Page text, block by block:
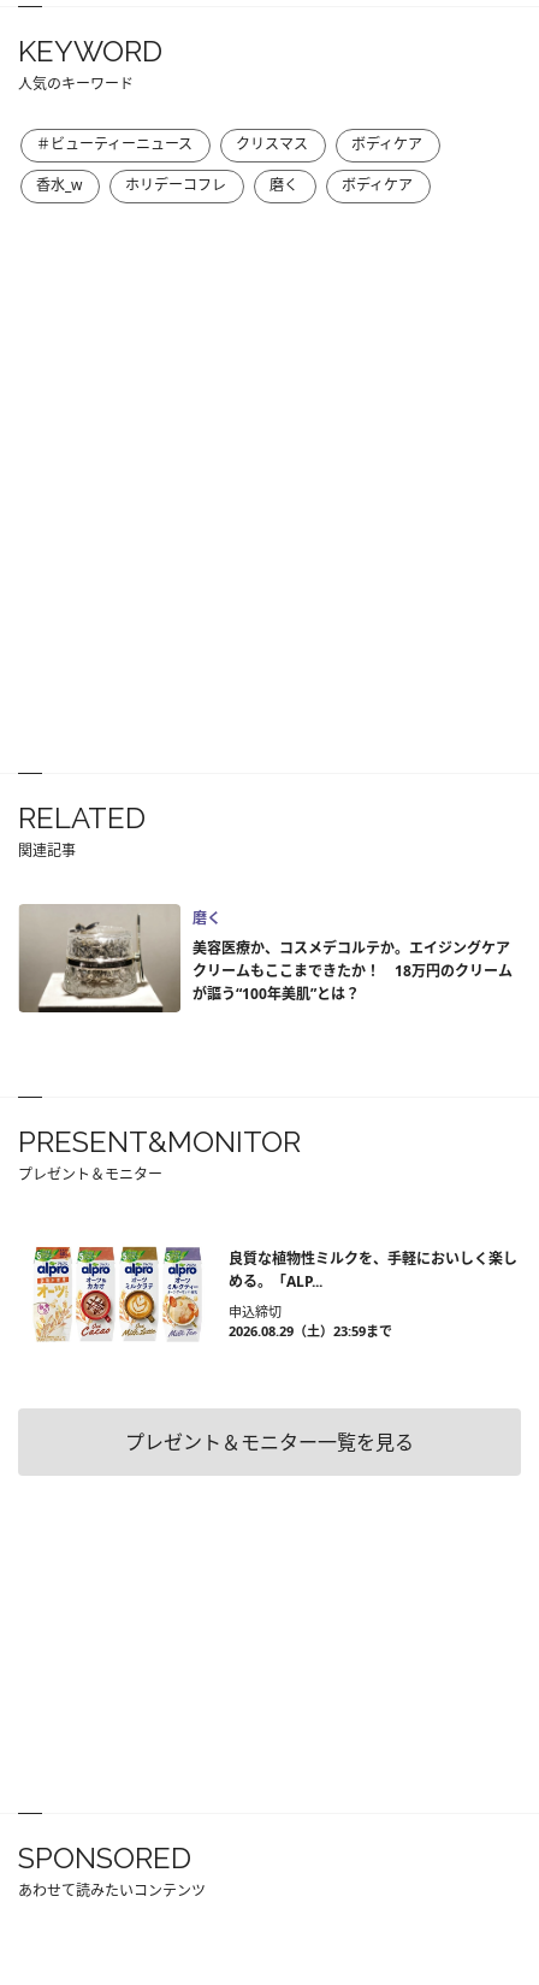
KEYWORD
人気のキーワード
＃ビューティーニュース クリスマス
ボディケア
香水_w
ホリデーコフレ 磨く ボディケア
RELATED
関連記事
磨く
美容医療か、コスメデコルテか。エイジングケア
クリームもここまできたか！ 18万円のクリーム
が謳う“100年美肌”とは？
PRESENT&MONITOR
プレゼント＆モニター
良質な植物性ミルクを、手軽においしく楽し
める。「ALP...
申込締切
2026.08.29（土）23:59まで
プレゼント＆モニター一覧を見る
SPONSORED
あわせて読みたいコンテンツ